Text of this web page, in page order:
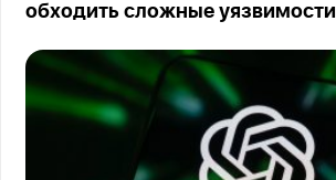
обходить сложные уязвимости